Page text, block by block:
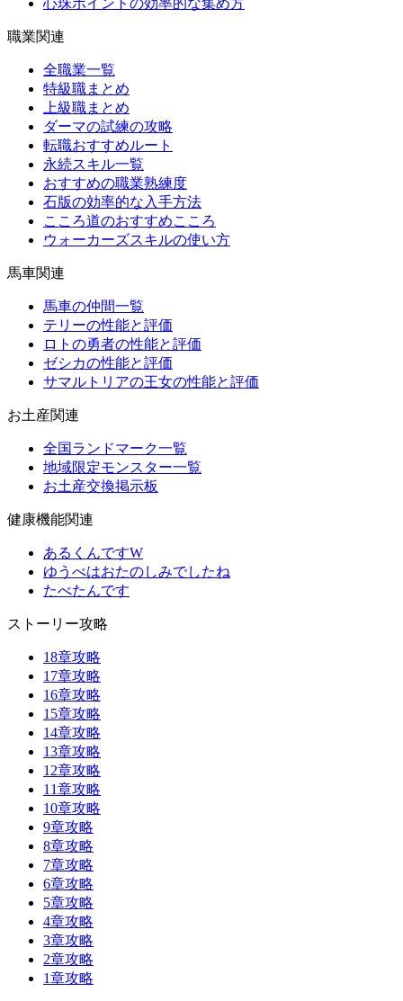
心珠ポイントの効率的な集め方
職業関連
全職業一覧
特級職まとめ
上級職まとめ
ダーマの試練の攻略
転職おすすめルート
永続スキル一覧
おすすめの職業熟練度
石版の効率的な入手方法
こころ道のおすすめこころ
ウォーカーズスキルの使い方
馬車関連
馬車の仲間一覧
テリーの性能と評価
ロトの勇者の性能と評価
ゼシカの性能と評価
サマルトリアの王女の性能と評価
お土産関連
全国ランドマーク一覧
地域限定モンスター一覧
お土産交換掲示板
健康機能関連
あるくんですW
ゆうべはおたのしみでしたね
たべたんです
ストーリー攻略
18章攻略
17章攻略
16章攻略
15章攻略
14章攻略
13章攻略
12章攻略
11章攻略
10章攻略
9章攻略
8章攻略
7章攻略
6章攻略
5章攻略
4章攻略
3章攻略
2章攻略
1章攻略